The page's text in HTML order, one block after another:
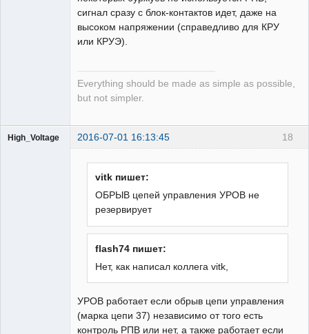
сигнал сразу с блок-контактов идет, даже на
высоком напряжении (справедливо для КРУ
или КРУЭ).
Everything should be made as simple as possible,
but not simpler.
18
High_Voltage 2016-07-01 16:13:45
vitk пишет:
ОБРЫВ цепей управления УРОВ не
резервирует
flash74 пишет:
Нет, как написал коллега vitk,
УРОВ работает если обрыв цепи управления
(марка цепи 37) независимо от того есть
контроль РПВ или нет, а также работает если